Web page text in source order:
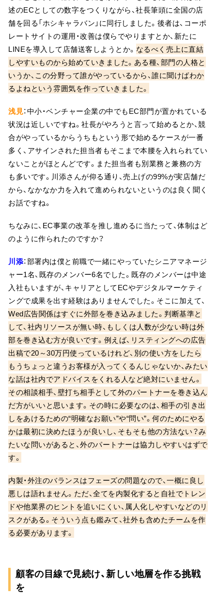
述のECとしての数字をつくりながら、社長筆頭に全国の店
舗を回る「ホシキャラバン」に同行しました。後者は、コーポ
レートサイトの運用・改善は僕らでやりますとか、新たに
LINEを導入して店舗送客しようとか。 なるべく売上に直結
しやすいものから始めていきました。ある種、部門の人格と
いうか、この分野って誰がやっているから、誰に聞けばわか
るよねという雰囲気を作っていきました。
浅見：中小・ベンチャー企業の中でもEC部門が置かれている
状況は近しいですね。社長がやろうと言って始めるとか、競
合がやっているからうちもという形で始めるケースが一番
多く、アサインされた担当者もそこまで本腰を入れられてい
ないことがほとんどです。また担当者も別業務と兼務の方
も多いです。川添さんが仰る通り、売上げの99%が実店舗だ
から、なかなか力を入れて進められないというのは良く聞く
お話ですね。
ちなみに、EC事業の改革を推し進めるに当たって、体制はど
のように作られたのですか？
川添：部署内は僕と前職で一緒にやっていたシニアマネージ
ャー1名、既存のメンバー6名でした。既存のメンバーは中途
入社もいますが、キャリアとしてECやデジタルマーケティ
ングで成果を出す経験はありませんでした。そこに加えて、
Wed広告関係はすぐに外部を巻き込みました。判断基準と
して、社内リソースが無い時、もしくは人数が少ない時は外
部を巻き込む方が良いです。例えば、リスティングへの広告
出稿で20～30万円使っているけれど、別の使い方をしたら
もうちょっと違うお客様が入ってくるんじゃないか、みたい
な話は社内でアドバイスをくれる人など絶対にいません。
その相談相手、壁打ち相手として外のパートナーを巻き込ん
だ方がいいと思います。その時に必要なのは、相手の引き出
しをあけるための“明確なお願い”や“問い”。何のためにやる
かは最初に決めたほうが良いし、そもそも他の方法ない？み
たいな問いがあると、外のパートナーは協力しやすいはずで
す。
内製・外注のバランスはフェーズの問題なので、一概に良し
悪しは語れません。ただ、全てを内製化すると自社でトレン
ドや他業界のヒントを追いにくい、属人化しやすいなどのリ
スクがある。そういう点も鑑みて、社外も含めたチームを作
る必要があります。
顧客の目線で見続け、新しい地層を作る挑戦
を